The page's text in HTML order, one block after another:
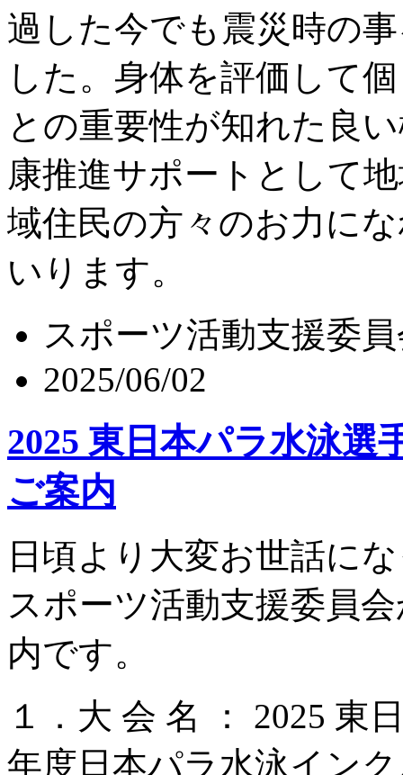
過した今でも震災時の
した。身体を評価して
との重要性が知れた良
康推進サポートとして
域住民の方々のお力に
いります。
スポーツ活動支援委
2025/06/02
2025 東日本パラ水泳選
ご案内
日頃より大変お世話に
スポーツ活動支援委員
内です。
１．大 会 名 ： 2025 東
年度日本パラ水泳イン